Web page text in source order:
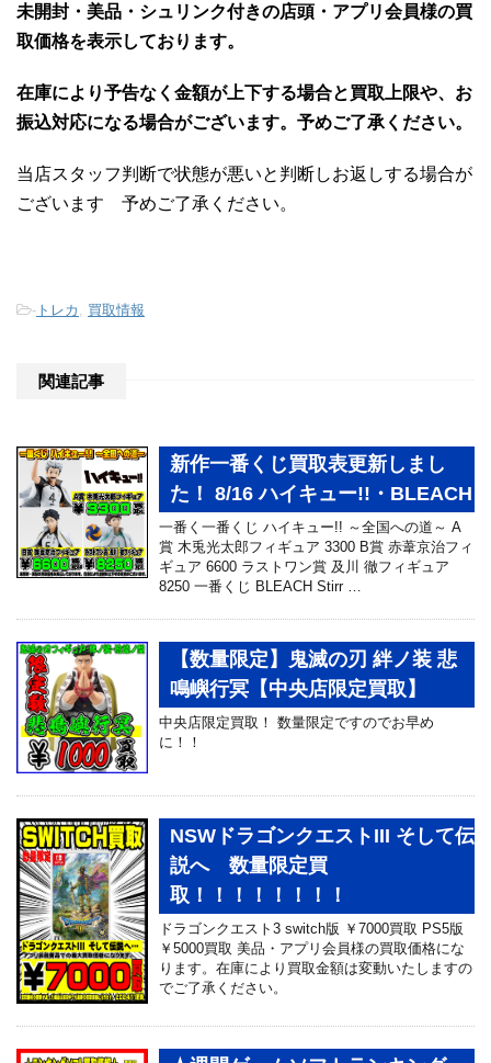
未開封・美品・シュリンク付きの店頭・アプリ会員様の買
取価格を表示しております。
在庫により予告なく金額が上下する場合と買取上限や、お
振込対応になる場合がございます。予めご了承ください。
当店スタッフ判断で状態が悪いと判断しお返しする場合が
ございます 予めご了承ください。
- トレカ 買取情報
関連記事
新作一番くじ買取表更新しまし
た！ 8/16 ハイキュー!!・BLEACH
一番く一番くじ ハイキュー!! ～全国への道～ A
賞 木兎光太郎フィギュア 3300 B賞 赤葦京治フィ
ギュア 6600 ラストワン賞 及川 徹フィギュア
8250 一番くじ BLEACH Stirr …
【数量限定】鬼滅の刃 絆ノ装 悲
鳴嶼行冥【中央店限定買取】
中央店限定買取！ 数量限定ですのでお早め
に！！
NSWドラゴンクエストIII そして伝
説へ 数量限定買
取！！！！！！！！
ドラゴンクエスト3 switch版 ￥7000買取 PS5版
￥5000買取 美品・アプリ会員様の買取価格にな
ります。在庫により買取金額は変動いたしますの
でご了承ください。